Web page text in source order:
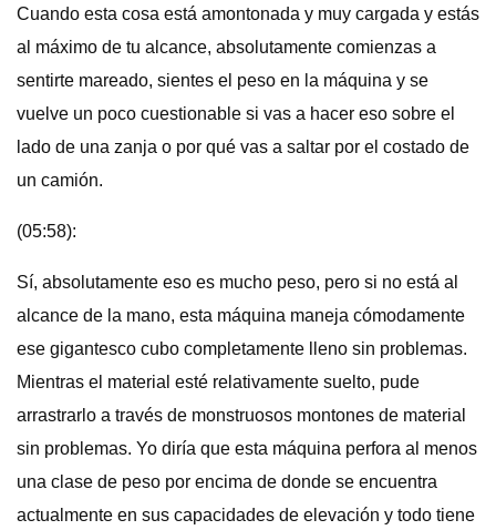
Cuando esta cosa está amontonada y muy cargada y estás
al máximo de tu alcance, absolutamente comienzas a
sentirte mareado, sientes el peso en la máquina y se
vuelve un poco cuestionable si vas a hacer eso sobre el
lado de una zanja o por qué vas a saltar por el costado de
un camión.
(05:58):
Sí, absolutamente eso es mucho peso, pero si no está al
alcance de la mano, esta máquina maneja cómodamente
ese gigantesco cubo completamente lleno sin problemas.
Mientras el material esté relativamente suelto, pude
arrastrarlo a través de monstruosos montones de material
sin problemas. Yo diría que esta máquina perfora al menos
una clase de peso por encima de donde se encuentra
actualmente en sus capacidades de elevación y todo tiene